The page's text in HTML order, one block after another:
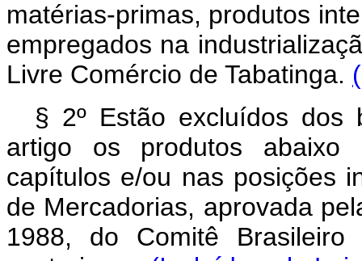
matérias-primas, produtos
empregados na
Livre Comércio de Tabatinga.
§ 2º Estão excluídos dos
artigo os produtos abaixo
capítulos e/ou nas posições
de Mercadorias, aprovada
1988, do Comitê Brasileiro